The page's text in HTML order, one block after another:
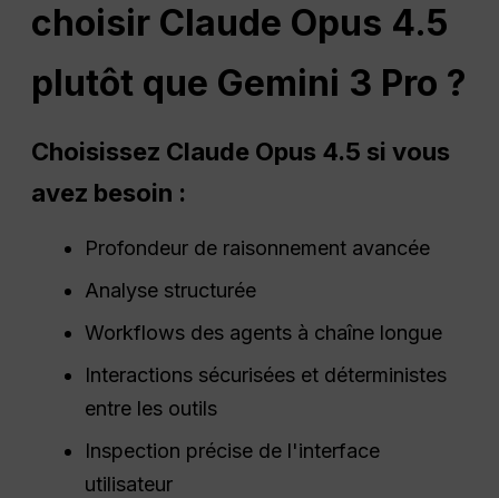
choisir Claude Opus 4.5
plutôt que Gemini 3 Pro ?
Choisissez Claude Opus 4.5 si vous
avez besoin :
Profondeur de raisonnement avancée
Analyse structurée
Workflows des agents à chaîne longue
Interactions sécurisées et déterministes
entre les outils
Inspection précise de l'interface
utilisateur